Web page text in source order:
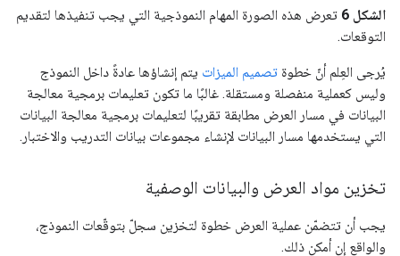
الشكل 6
تعرض هذه الصورة المهام النموذجية التي يجب تنفيذها لتقديم
التوقعات.
يُرجى العِلم أنّ خطوة تصميم الميزات يتم إنشاؤها عادةً داخل النموذج
وليس كعملية منفصلة ومستقلة. غالبًا ما تكون تعليمات برمجية معالجة
البيانات في مسار العرض مطابقة تقريبًا لتعليمات برمجية معالجة البيانات
التي يستخدمها مسار البيانات لإنشاء مجموعات بيانات التدريب والاختبار.
تخزين مواد العرض والبيانات الوصفية
يجب أن تتضمّن عملية العرض خطوة لتخزين سجلّ بتوقّعات النموذج،
والواقع إن أمكن ذلك.